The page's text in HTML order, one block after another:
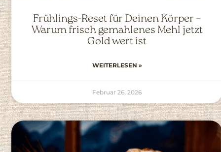
Frühlings-Reset für Deinen Körper –
Warum frisch gemahlenes Mehl jetzt
Gold wert ist
WEITERLESEN »
Februar 26, 2026